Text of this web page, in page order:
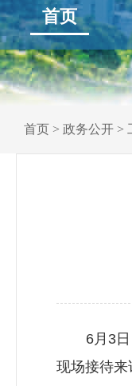
首页
首页 > 政务公开 >
6月3日，
现场接待